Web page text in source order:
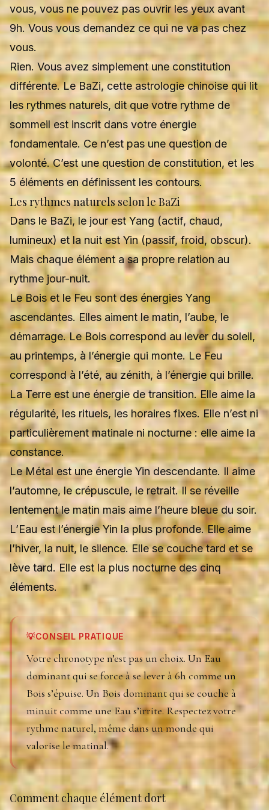
vous, vous ne pouvez pas ouvrir les yeux avant
9h. Vous vous demandez ce qui ne va pas chez
vous.
Rien. Vous avez simplement une constitution
différente. Le BaZi, cette astrologie chinoise qui lit
les rythmes naturels, dit que votre rythme de
sommeil est inscrit dans votre énergie
fondamentale. Ce n’est pas une question de
volonté. C’est une question de constitution, et les
5 éléments en définissent les contours.
Les rythmes naturels selon le BaZi
Dans le BaZi, le jour est Yang (actif, chaud,
lumineux) et la nuit est Yin (passif, froid, obscur).
Mais chaque élément a sa propre relation au
rythme jour-nuit.
Le Bois et le Feu sont des énergies Yang
ascendantes. Elles aiment le matin, l’aube, le
démarrage. Le Bois correspond au lever du soleil,
au printemps, à l’énergie qui monte. Le Feu
correspond à l’été, au zénith, à l’énergie qui brille.
La Terre est une énergie de transition. Elle aime la
régularité, les rituels, les horaires fixes. Elle n’est ni
particulièrement matinale ni nocturne : elle aime la
constance.
Le Métal est une énergie Yin descendante. Il aime
l’automne, le crépuscule, le retrait. Il se réveille
lentement le matin mais aime l’heure bleue du soir.
L’Eau est l’énergie Yin la plus profonde. Elle aime
l’hiver, la nuit, le silence. Elle se couche tard et se
lève tard. Elle est la plus nocturne des cinq
éléments.
💡CONSEIL PRATIQUE
Votre chronotype n’est pas un choix. Un Eau
dominant qui se force à se lever à 6h comme un
Bois s’épuise. Un Bois dominant qui se couche à
minuit comme une Eau s’irrite. Respectez votre
rythme naturel, même dans un monde qui
valorise le matinal.
Comment chaque élément dort